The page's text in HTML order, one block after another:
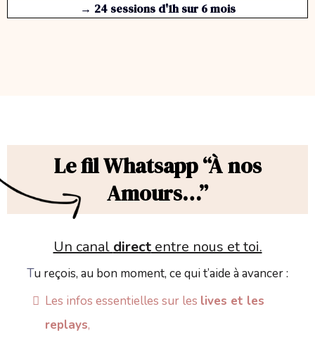
→ 24 sessions d'1h sur 6 mois
Le fil Whatsapp“À nos
Amours…”
Un canal directentre nous et toi.
Tu reçois, au bon moment, ce qui t’aide à avancer :
Les infos essentielles sur les lives et les
replays,